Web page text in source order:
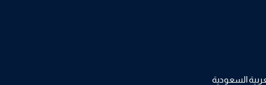
السعودية